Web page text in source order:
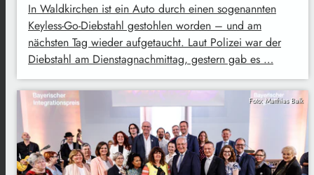
In Waldkirchen ist ein Auto durch einen sogenannten
Keyless-Go-Diebstahl gestohlen worden – und am
nächsten Tag wieder aufgetaucht. Laut Polizei war der
Diebstahl am Dienstagnachmittag, gestern gab es …
Foto: Matthias Balk